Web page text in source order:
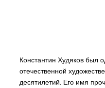
Константин Худяков был
отечественной
десятилетий. Его имя